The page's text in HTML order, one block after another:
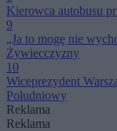
Kierowca autobusu
9
„Ja to mogę nie
Żywiecczyzny
10
Wiceprezydent
Południowy
Reklama
Reklama